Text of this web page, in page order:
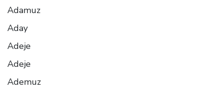
Adamuz
Aday
Adeje
Adeje
Ademuz